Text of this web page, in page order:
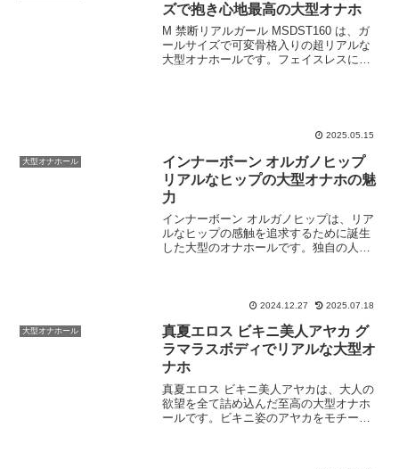
ズで抱き心地最高の大型オナホ
M 禁断リアルガール MSDST160 は、ガ
ールサイズで可変骨格入りの超リアルな
大型オナホールです。フェイスレスにア
2025.05.15
大型オナホール
インナーボーン オルガノヒップ
リアルなヒップの大型オナホの魅
力
インナーボーン オルガノヒップは、リア
ルなヒップの感触を追求するために誕生
した大型のオナホールです。独自の人工
インナーボーン オルガ...
2024.12.27 2025.07.18
大型オナホール
真夏エロス ビキニ美人アヤカ グ
ラマラスボディでリアルな大型オ
ナホ
真夏エロス ビキニ美人アヤカは、大人の
欲望を全て詰め込んだ至高の大型オナホ
ールです。ビキニ姿のアヤカをモチーフ